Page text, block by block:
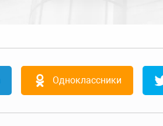
Одноклассники